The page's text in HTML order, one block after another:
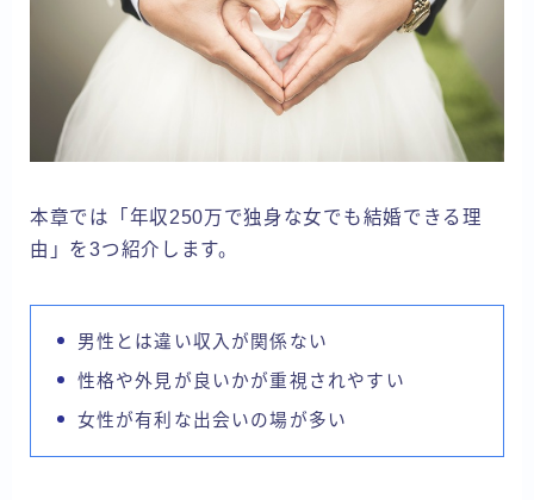
本章では「年収250万で独身な女でも結婚できる理
由」を3つ紹介します。
男性とは違い収入が関係ない
性格や外見が良いかが重視されやすい
女性が有利な出会いの場が多い